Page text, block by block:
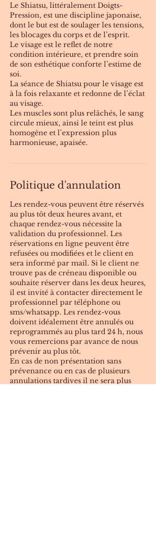
Le Shiatsu, littéralement Doigts-
Pression, est une discipline japonaise,
dont le but est de soulager les tensions,
les blocages du corps et de l’esprit.
Le visage est le reflet de notre
condition intérieure, et prendre soin
de son esthétique conforte l’estime de
soi.
La séance de Shiatsu pour le visage est
à la fois relaxante et redonne de l’éclat
au visage.
Les muscles sont plus relâchés, le sang
circule mieux, ainsi le teint est plus
homogène et l’expression plus
harmonieuse, apaisée.
Politique d'annulation
Les rendez-vous peuvent être réservés
au plus tôt deux heures avant, et
chaque rendez-vous nécessite la
validation du professionnel. Les
réservations en ligne peuvent être
refusées ou modifiées et le client en
sera informé par mail. Si le client ne
trouve pas de créneau disponible ou
souhaite réserver dans les deux heures,
il est invité à contacter directement le
professionnel par téléphone ou
sms/whatsapp. Les rendez-vous
doivent idéalement être annulés ou
reprogrammés au plus tard 24 h, nous
vous remercions par avance de nous
prévenir au plus tôt.
En cas de non présentation sans
prévenance ou en cas de plusieurs
annulations tardives il ne sera plus